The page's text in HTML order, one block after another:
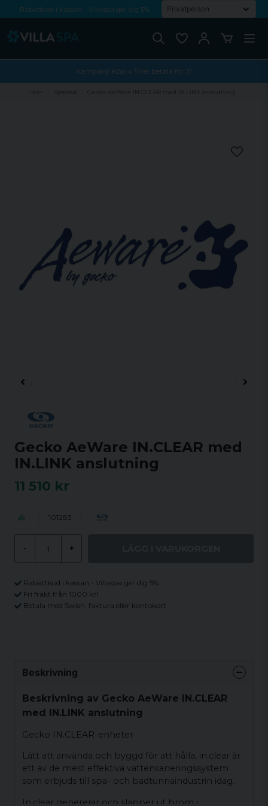
Rabattkod i kassan - Villaspa ger dig 5%
Kampanj! Köp 4 filter betala för 3!
Hem Spabad Gecko AeWare IN.CLEAR med IN.LINK anslutning
Gecko AeWare IN.CLEAR med
IN.LINK anslutning
11 510 kr
101283
- +
Rabattkod i kassan - Villaspa ger dig 5%
Fri frakt från 1000 kr!
Betala med Swish, faktura eller kontokort
Beskrivning
Beskrivning av Gecko AeWare IN.CLEAR
med IN.LINK anslutning
Gecko IN.CLEAR-enheter
Lätt att använda och byggd för att hålla, in.clear är
ett av de mest effektiva vattensaneringssystem
som erbjuds till spa- och badtunnaindustrin idag.
In.clear genererar och släpper ut brom i